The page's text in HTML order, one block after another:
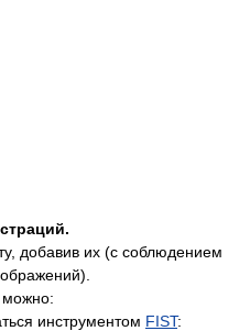
добавив их (с соблюдением
можно:
инструментом FIST: